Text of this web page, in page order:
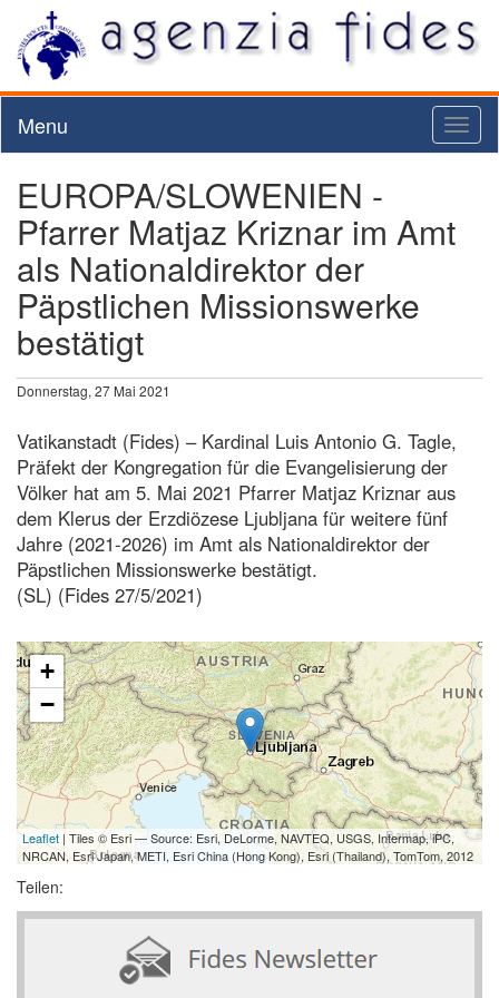
Menu
EUROPA/SLOWENIEN -
Pfarrer Matjaz Kriznar im Amt
als Nationaldirektor der
Päpstlichen Missionswerke
bestätigt
Donnerstag, 27 Mai 2021
Vatikanstadt (Fides) – Kardinal Luis Antonio G. Tagle,
Präfekt der Kongregation für die Evangelisierung der
Völker hat am 5. Mai 2021 Pfarrer Matjaz Kriznar aus
dem Klerus der Erzdiözese Ljubljana für weitere fünf
Jahre (2021-2026) im Amt als Nationaldirektor der
Päpstlichen Missionswerke bestätigt.
(SL) (Fides 27/5/2021)
+
−
Leaflet | Tiles © Esri — Source: Esri, DeLorme, NAVTEQ, USGS, Intermap, iPC,
NRCAN, Esri Japan, METI, Esri China (Hong Kong), Esri (Thailand), TomTom, 2012
Teilen: